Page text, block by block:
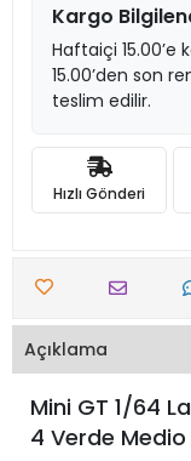
Kargo
Haftaiçi 15.00’e
15.00’den son
teslim edilir.
Hızlı Gönderi
Açıklama
Mini GT 1/64
4 Verde